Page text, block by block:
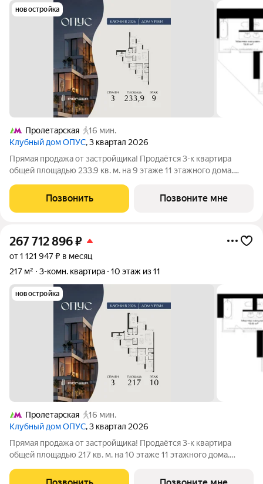
новостройка
Пролетарская
16 мин.
Клубный дом ОПУС, 3 квартал 2026
Прямая продажа от застройщика! Продаётся 3-к квартира
общей площадью 233.9 кв. м. на 9 этаже 11 этажного дома.
Кремля, проект премиум-класса от девелопера PIONEER с
архитектурной концепцией от
Позвонить Позвоните мне
267 712 896₽
от 1 121 947 ₽ в месяц
217 м²
3-комн. квартира 10 этаж из 11
новостройка
Пролетарская
16 мин.
Клубный дом ОПУС, 3 квартал 2026
Прямая продажа от застройщика! Продаётся 3-к квартира
общей площадью 217 кв. м. на 10 этаже 11 этажного дома.
Кремля, проект премиум-класса от девелопера PIONEER с